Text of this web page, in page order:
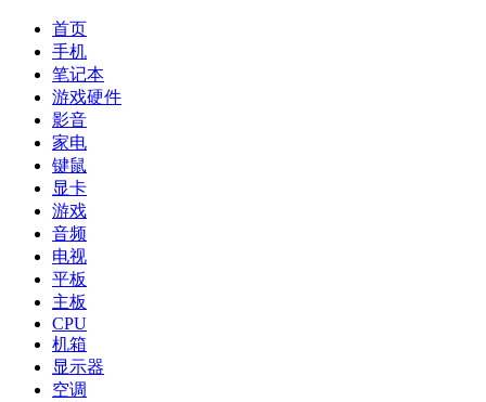
首页
手机
笔记本
游戏硬件
影音
家电
键鼠
显卡
游戏
音频
电视
平板
主板
CPU
机箱
显示器
空调